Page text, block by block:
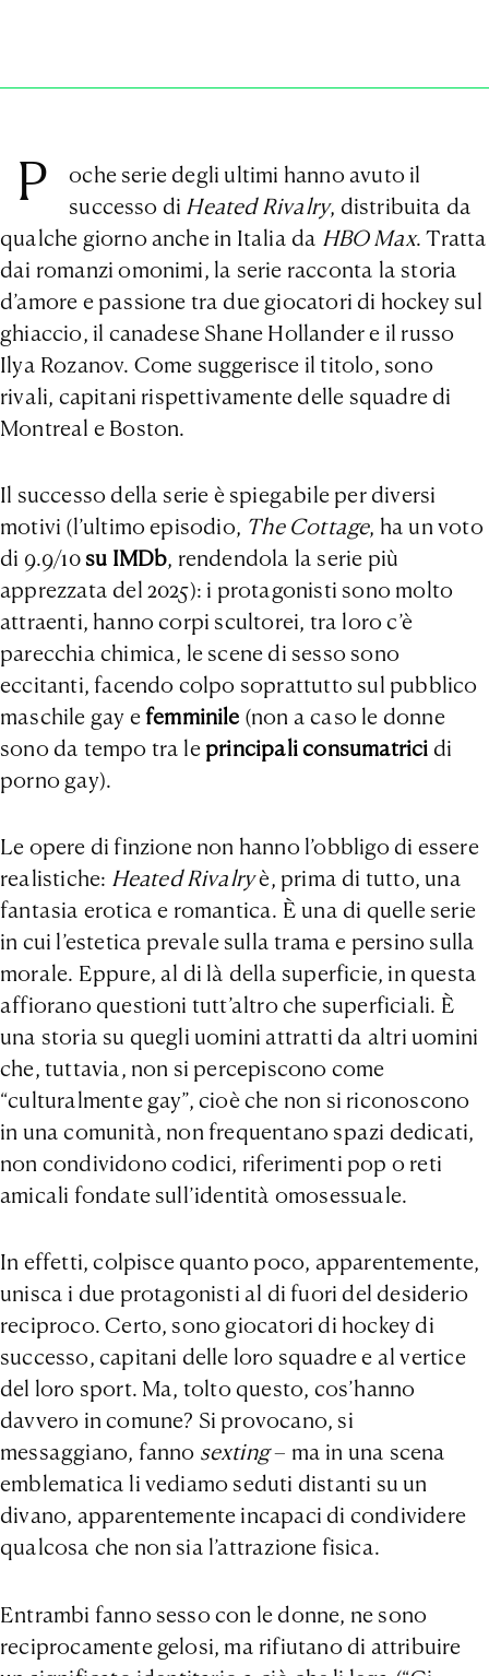
P
oche serie degli ultimi hanno avuto il
successo di Heated Rivalry, distribuita da
qualche giorno anche in Italia da HBO Max. Tratta
dai romanzi omonimi, la serie racconta la storia
d’amore e passione tra due giocatori di hockey sul
ghiaccio, il canadese Shane Hollander e il russo
Ilya Rozanov. Come suggerisce il titolo, sono
rivali, capitani rispettivamente delle squadre di
Montreal e Boston.
Il successo della serie è spiegabile per diversi
motivi (l’ultimo episodio, The Cottage, ha un voto
di 9.9/10su IMDb, rendendola la serie più
apprezzata del 2025): i protagonisti sono molto
attraenti, hanno corpi scultorei, tra loro c’è
parecchia chimica, le scene di sesso sono
eccitanti, facendo colpo soprattutto sul pubblico
maschile gay efemminile (non a caso le donne
sono da tempo tra leprincipali consumatrici di
porno gay).
Le opere di finzione non hanno l’obbligo di essere
realistiche: Heated Rivalryè, prima di tutto, una
fantasia erotica e romantica. È una di quelle serie
in cui l’estetica prevale sulla trama e persino sulla
morale. Eppure, al di là della superficie, in questa
affiorano questioni tutt’altro che superficiali. È
una storia su quegli uomini attratti da altri uomini
che, tuttavia, non si percepiscono come
“culturalmente gay”, cioè che non si riconoscono
in una comunità, non frequentano spazi dedicati,
non condividono codici, riferimenti pop o reti
amicali fondate sull’identità omosessuale.
In effetti, colpisce quanto poco, apparentemente,
unisca i due protagonisti al di fuori del desiderio
reciproco. Certo, sono giocatori di hockey di
successo, capitani delle loro squadre e al vertice
del loro sport. Ma, tolto questo, cos’hanno
davvero in comune? Si provocano, si
messaggiano, fanno sexting– ma in una scena
emblematica li vediamo seduti distanti su un
divano, apparentemente incapaci di condividere
qualcosa che non sia l’attrazione fisica.
Entrambi fanno sesso con le donne, ne sono
reciprocamente gelosi, ma rifiutano di attribuire